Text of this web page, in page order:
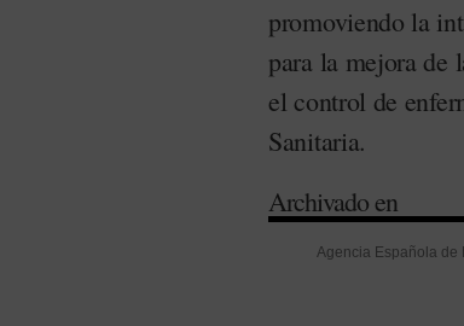
promoviendo la
para la mejora de
el control de
Sanitaria.
Archivado en
Agencia Española de